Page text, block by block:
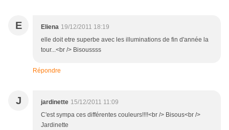
E Eliena 19/12/2011 18:19
elle doit etre superbe avec les illuminations de fin d'année la
tour...<br /> Bisoussss
Répondre
J jardinette 15/12/2011 11:09
C'est sympa ces différentes couleurs!!!!<br /> Bisous<br />
Jardinette